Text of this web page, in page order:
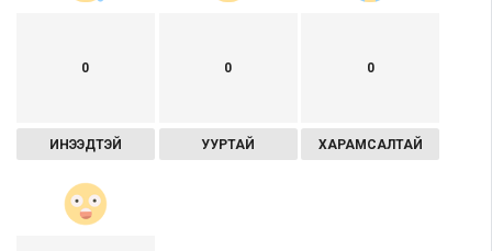
0
ИНЭЭДТЭЙ
0
УУРТАЙ
0
ХАРАМСАЛТАЙ